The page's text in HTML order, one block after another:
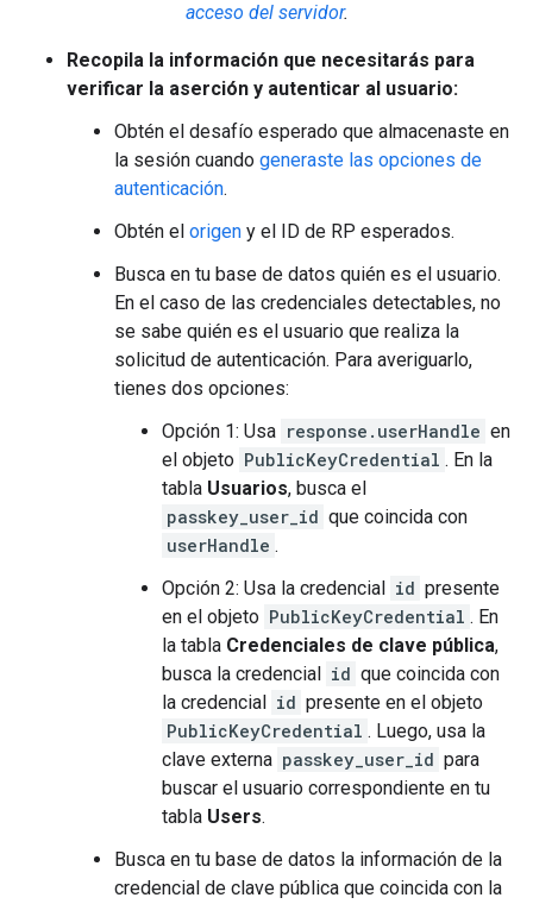
acceso del servidor.
Recopila la información que necesitarás para
verificar la aserción y autenticar al usuario:
Obtén el desafío esperado que almacenaste en
la sesión cuando generaste las opciones de
autenticación.
Obtén el origen y el ID de RP esperados.
Busca en tu base de datos quién es el usuario.
En el caso de las credenciales detectables, no
se sabe quién es el usuario que realiza la
solicitud de autenticación. Para averiguarlo,
tienes dos opciones:
Opción 1: Usa response.userHandle en
el objeto PublicKeyCredential . En la
tabla Usuarios, busca el
passkey_user_id que coincida con
userHandle .
Opción 2: Usa la credencial id presente
en el objeto PublicKeyCredential . En
la tabla Credenciales de clave pública,
busca la credencial id que coincida con
la credencial id presente en el objeto
PublicKeyCredential . Luego, usa la
clave externa passkey_user_id para
buscar el usuario correspondiente en tu
tabla Users.
Busca en tu base de datos la información de la
credencial de clave pública que coincida con la